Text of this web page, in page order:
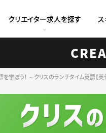
クリエイター求人を探す
を学ぼう！ ～クリスのランチタイム英語